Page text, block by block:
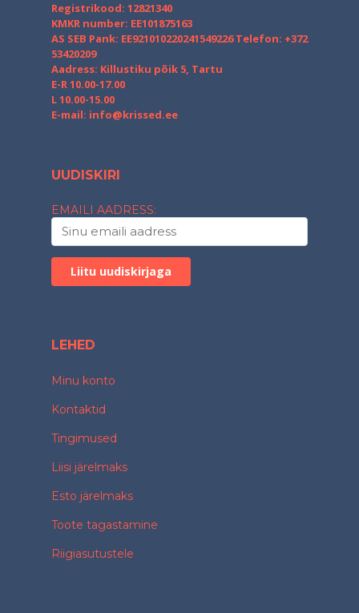
Registrikood: 12821340
KMKR number: EE101875163
AS SEB Pank: EE921010220241549226 Telefon: +372
53420209
Aadress: Killustiku põik 5, Tartu
E-R 10.00-17.00
L 10.00-15.00
E-mail: info@krissed.ee
UUDISKIRI
EMAILI AADRESS:
LEHED
Minu konto
Kontaktid
Tingimused
Liisi järelmaks
Esto järelmaks
Toote tagastamine
Riigiasutustele